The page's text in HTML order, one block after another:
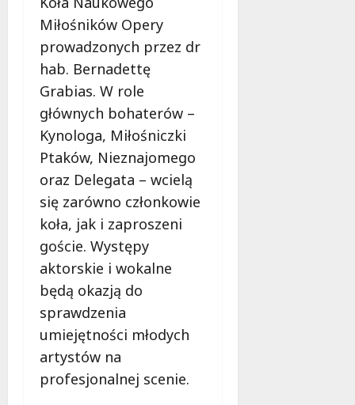
Miłośników Opery
prowadzonych przez dr
hab. Bernadettę
Grabias. W role
głównych bohaterów –
Kynologa, Miłośniczki
Ptaków, Nieznajomego
oraz Delegata – wcielą
się zarówno członkowie
koła, jak i zaproszeni
goście. Występy
aktorskie i wokalne
będą okazją do
sprawdzenia
umiejętności młodych
artystów na
profesjonalnej scenie.